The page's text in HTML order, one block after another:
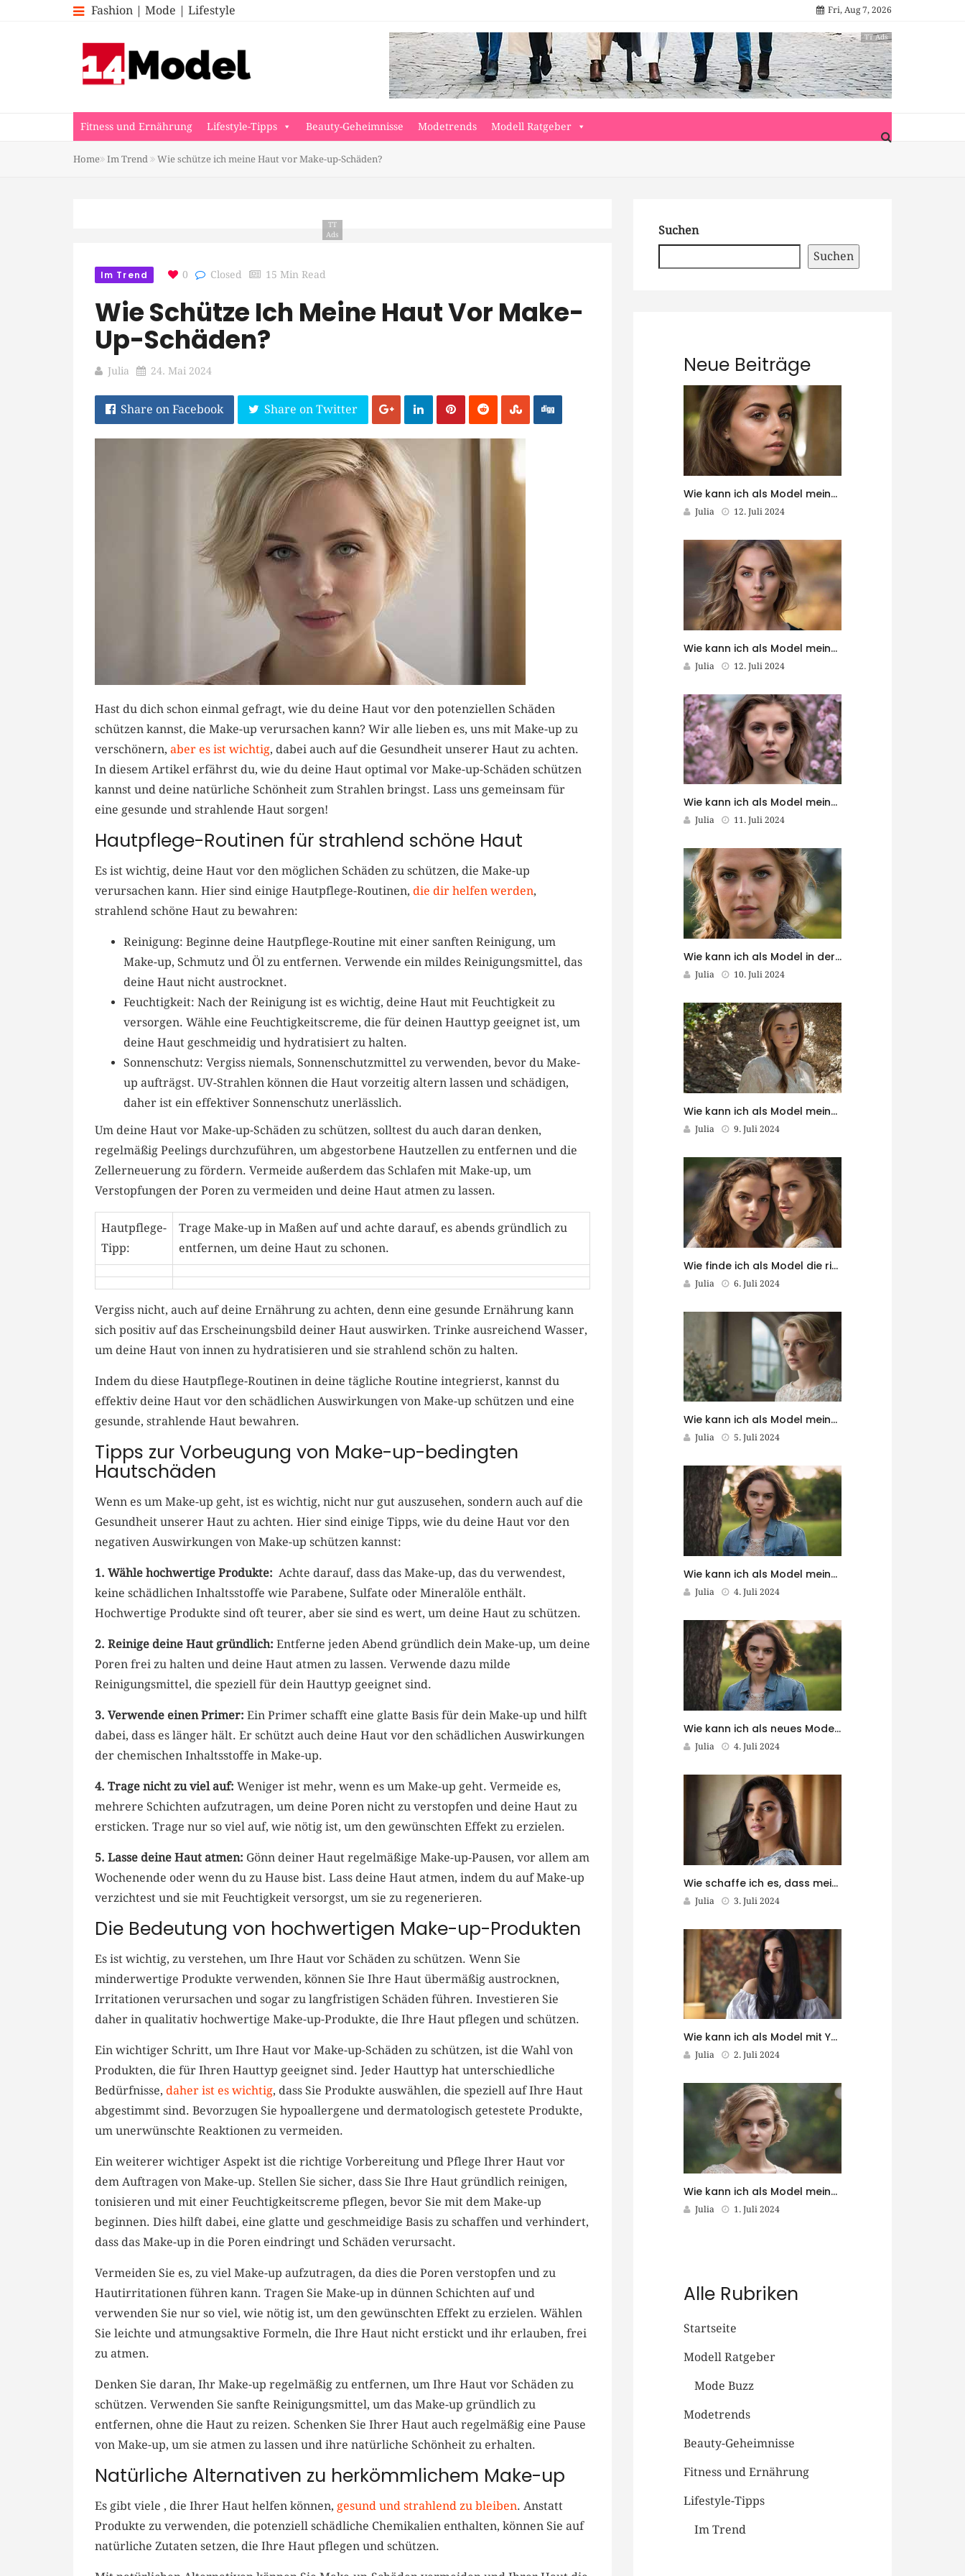
Fashion | Mode | Lifestyle Fri, Aug 7, 2026
TT Ads
Fitness und Ernährung Lifestyle-Tipps Beauty-Geheimnisse Modetrends Modell Ratgeber
Home Im Trend Wie schütze ich meine Haut vor Make-up-Schäden?
TT
Ads
Im Trend 0 Closed 15 Min Read
Wie Schütze Ich Meine Haut Vor Make-
Up-Schäden?
Julia 24. Mai 2024
Share on Facebook Share on Twitter
Hast du dich schon einmal ​gefragt, ‍wie du deine Haut vor den potenziellen Schäden
schützen kannst, die Make-up verursachen kann?​ Wir alle lieben es, uns mit Make-up zu​
verschönern, ‌ aber es ist⁤ wichtig, dabei auch auf‍ die‍ Gesundheit unserer Haut zu achten.
‌In diesem Artikel erfährst du, wie du deine Haut optimal vor ‌Make-up-Schäden schützen
kannst und deine ⁣natürliche Schönheit zum Strahlen bringst. Lass uns ⁤gemeinsam für
eine​ gesunde und strahlende Haut sorgen!
Hautpflege-Routinen⁤ für strahlend schöne Haut
Es ist wichtig, deine Haut vor den möglichen Schäden zu schützen, die Make-up
verursachen kann. ‌Hier sind einige Hautpflege-Routinen, die dir helfen ‌werden,
strahlend schöne Haut⁢ zu‍ bewahren:
Reinigung: ‍Beginne‌ deine ⁣Hautpflege-Routine mit ⁣einer ‍sanften Reinigung, um
Make-up, Schmutz und Öl zu entfernen. Verwende ein mildes Reinigungsmittel, das
⁣deine Haut ⁣nicht austrocknet.
Feuchtigkeit: Nach der Reinigung⁤ ist es wichtig, ⁣deine‌ Haut mit Feuchtigkeit zu
versorgen. Wähle ​eine ‍Feuchtigkeitscreme, die⁣ für deinen‌ Hauttyp geeignet ist, um
deine Haut geschmeidig und hydratisiert​ zu ⁤halten.
Sonnenschutz: Vergiss ‍niemals, Sonnenschutzmittel zu verwenden, bevor du Make-
up aufträgst. UV-Strahlen können die Haut vorzeitig ‍altern lassen und schädigen,
daher ist ein effektiver Sonnenschutz unerlässlich.
Um deine Haut vor Make-up-Schäden zu ‌schützen, solltest ⁢du auch ​daran denken,
regelmäßig Peelings durchzuführen, um abgestorbene Hautzellen zu‌ entfernen ⁢und die
Zellerneuerung zu‌ fördern. ​Vermeide außerdem das Schlafen ​mit ⁣Make-up, um
Verstopfungen⁢ der Poren zu vermeiden und deine Haut atmen zu lassen.
Hautpflege-
Tipp:
Trage Make-up in ‍Maßen auf und achte darauf,⁤ es abends⁢ gründlich ‌zu
entfernen, um deine Haut zu schonen.
Vergiss nicht, ‍auch auf deine Ernährung zu achten,‌ denn ‍eine gesunde ⁣Ernährung kann
sich positiv⁣ auf das Erscheinungsbild deiner Haut auswirken. Trinke ausreichend Wasser,
um​ deine Haut ⁢von innen zu hydratisieren und sie strahlend schön zu halten.
Indem du diese Hautpflege-Routinen⁣ in deine‍ tägliche Routine integrierst,‍ kannst du ​
effektiv deine Haut vor den ‍schädlichen Auswirkungen von Make-up⁣ schützen und eine⁤
gesunde, ⁢strahlende Haut ‌bewahren.
Tipps zur Vorbeugung von Make-up-bedingten⁤
Hautschäden
Wenn es um Make-up geht, ist es ⁤wichtig, nicht nur gut auszusehen,⁣ sondern auch auf die
Gesundheit ⁤unserer Haut zu achten. Hier ⁢sind einige Tipps, wie du⁢ deine Haut vor den
negativen Auswirkungen⁣ von Make-up ⁣schützen kannst:
1. ⁤Wähle ⁤hochwertige Produkte: ⁢ Achte darauf, dass das Make-up, das du verwendest,
keine schädlichen Inhaltsstoffe wie Parabene,​ Sulfate oder Mineralöle enthält.
Hochwertige Produkte ⁣sind oft teurer, ⁣aber sie sind es wert, um ⁢deine​ Haut zu schützen.
2. Reinige deine Haut gründlich: Entferne jeden Abend gründlich dein Make-up, um ⁢deine
Poren frei zu⁤ halten und deine Haut atmen zu lassen. Verwende dazu milde
Reinigungsmittel, die speziell für dein Hauttyp geeignet sind.
3. Verwende einen ⁢Primer: Ein Primer schafft eine glatte ⁢Basis für dein Make-up und hilft
dabei, dass es ⁣länger hält.⁤ Er schützt auch deine ⁢Haut vor den schädlichen ⁤Auswirkungen
der‌ chemischen Inhaltsstoffe in Make-up.
4. Trage nicht zu ⁣viel auf: Weniger ist mehr, wenn es um Make-up geht. Vermeide es,
mehrere Schichten aufzutragen, um deine Poren nicht zu verstopfen und deine Haut zu
‍ersticken. Trage nur‌ so viel auf, wie nötig ist, um den gewünschten Effekt zu erzielen.
5. Lasse ‌deine Haut atmen: Gönn ‌deiner Haut regelmäßige Make-up-Pausen, vor allem am
​Wochenende oder wenn du zu‍ Hause​ bist. Lass deine Haut‍ atmen, ⁢indem‍ du auf⁤ Make-up
verzichtest und sie mit Feuchtigkeit versorgst, um sie zu regenerieren.
Die Bedeutung von hochwertigen Make-up-Produkten
Es ist wichtig, ‍zu ‌verstehen, ⁣um Ihre Haut vor Schäden zu‌ schützen. Wenn Sie​
minderwertige ⁤Produkte verwenden, können Sie Ihre Haut ⁢übermäßig austrocknen,
Irritationen verursachen​ und sogar zu langfristigen Schäden führen. Investieren ​Sie
⁤daher in qualitativ hochwertige ​Make-up-Produkte, die Ihre ⁤Haut pflegen und schützen.
Ein wichtiger Schritt, ​um ⁤Ihre Haut ‌vor Make-up-Schäden zu‍ schützen, ist ⁤die Wahl⁣ von
⁣Produkten, die für Ihren⁢ Hauttyp geeignet⁣ sind. Jeder Hauttyp hat unterschiedliche‌
Bedürfnisse, daher ist es wichtig, dass Sie⁣ Produkte auswählen,​ die speziell‌ auf ‌Ihre⁢ Haut⁣
abgestimmt sind. Bevorzugen Sie hypoallergene und dermatologisch getestete Produkte,
um unerwünschte Reaktionen zu ​vermeiden.
Ein weiterer wichtiger Aspekt ist die⁢ richtige Vorbereitung und Pflege ⁢Ihrer Haut vor
⁣dem Auftragen von Make-up. Stellen Sie sicher, dass Sie Ihre Haut gründlich ⁤reinigen,
tonisieren und mit einer Feuchtigkeitscreme pflegen, ​bevor Sie ​mit dem Make-up
beginnen. Dies hilft dabei, eine glatte und geschmeidige Basis zu schaffen und verhindert,⁤
dass ​das Make-up in die Poren eindringt und Schäden verursacht.
Vermeiden ‌Sie es, zu viel Make-up aufzutragen, da ​dies die Poren verstopfen⁢ und ‍zu
‌Hautirritationen führen ​kann. Tragen Sie Make-up in dünnen Schichten auf⁤ und‌
verwenden Sie nur so ‍viel, ​wie nötig ist,⁣ um den gewünschten Effekt⁤ zu ⁣erzielen. Wählen
Sie leichte und⁢ atmungsaktive Formeln, die Ihre Haut nicht erstickt ⁤und ihr ⁤erlauben,⁤ frei
zu atmen.
Denken‍ Sie daran,‌ Ihr Make-up regelmäßig zu⁢ entfernen, ​um Ihre Haut ⁢vor Schäden zu
⁤schützen.⁣ Verwenden Sie ⁤sanfte Reinigungsmittel, ​um ⁤das Make-up gründlich zu
entfernen, ohne die Haut⁢ zu reizen. Schenken ‍Sie Ihrer Haut ‍auch regelmäßig eine Pause
von Make-up, um sie atmen zu lassen und⁣ ihre natürliche Schönheit zu​ erhalten.
Natürliche Alternativen zu herkömmlichem⁢ Make-up
Es⁤ gibt viele , ⁤die ⁤Ihrer Haut helfen können,⁣ gesund und strahlend zu bleiben. Anstatt
Produkte zu ⁢verwenden, die potenziell ‍schädliche ​Chemikalien⁢ enthalten, können Sie auf
natürliche Zutaten ‍setzen, die‌ Ihre Haut pflegen und schützen.
Suchen
Suchen
Neue Beiträge
Wie kann ich als Model meine Fähigkeiten kontinuierlich weiterentwickeln?
Julia 12. Juli 2024
Wie kann ich als Model meine Online-Präsenz optimieren?
Julia 12. Juli 2024
Wie kann ich als Model meine Reiseleidenschaft mit meiner Karriere verbinden?
Julia 11. Juli 2024
Wie kann ich als Model in der Werbebranche erfolgreich sein?
Julia 10. Juli 2024
Wie kann ich als Model meine eigene Modekollektion entwerfen?
Julia 9. Juli 2024
Wie finde ich als Model die richtigen Stylisten für meine Shootings?
Julia 6. Juli 2024
Wie kann ich als Model meine Follower in meine Reise einbeziehen?
Julia 5. Juli 2024
Wie kann ich als Model meine eigene Marke aufbauen?
Julia 4. Juli 2024
Wie kann ich als neues Model Sichtbarkeit gewinnen?
Julia 4. Juli 2024
Wie schaffe ich es, dass meine Modefotos in Magazinen veröffentlicht werden?
Julia 3. Juli 2024
Wie kann ich als Model mit YouTube Geld verdienen?
Julia 2. Juli 2024
Wie kann ich als Model meine Sprachkenntnisse verbessern?
Julia 1. Juli 2024
Alle Rubriken
Startseite
Modell Ratgeber
Mode Buzz
Modetrends
Beauty-Geheimnisse
Fitness und Ernährung
Lifestyle-Tipps
Im Trend